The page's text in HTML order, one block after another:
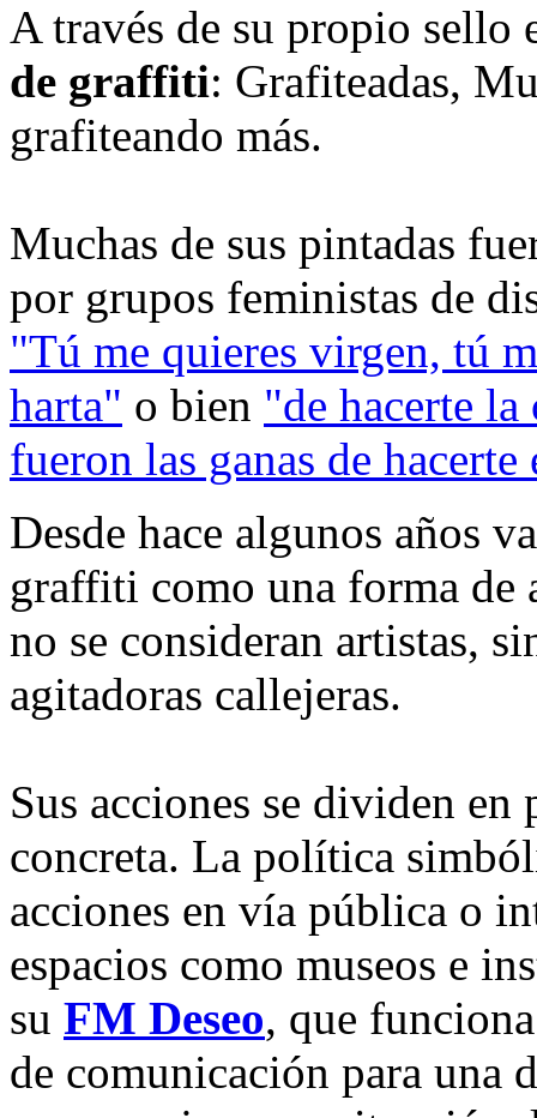
A través de su propio
de graffiti: Grafiteadas,
grafiteando más.
Muchas de sus pintadas
por grupos feministas de
"Tú me quieres virgen, tú
harta" o bien "de hacerte la
fueron las ganas de
Desde hace algunos años
graffiti como una forma de
no se consideran artistas,
agitadoras callejeras.
Sus acciones se dividen
concreta. La política
acciones en vía pública o
espacios como museos e
su FM Deseo, que
de comunicación para una